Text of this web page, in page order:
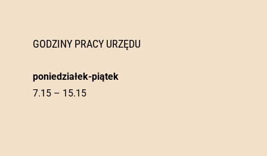
GODZINY PRACY URZĘDU
poniedziałek-piątek
7.15 – 15.15